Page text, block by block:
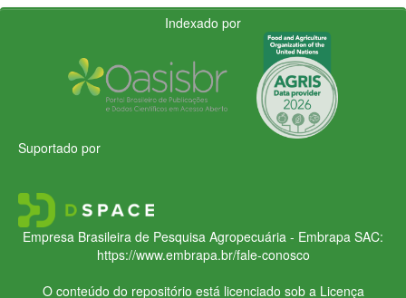
Indexado por
Suportado por
Empresa Brasileira de Pesquisa Agropecuária - Embrapa SAC:
https://www.embrapa.br/fale-conosco
O conteúdo do repositório está licenciado sob a Licença